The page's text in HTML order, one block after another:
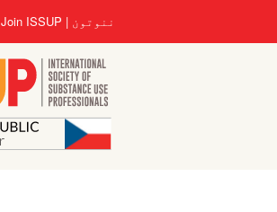
User
account
menu
ننوتون Join ISSUP